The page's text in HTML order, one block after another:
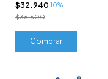
$32.940 10%
$36.600